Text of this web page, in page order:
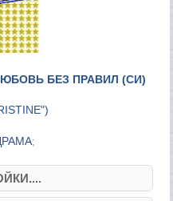
БЕЗ ПРАВИЛ (СИ)
)
;